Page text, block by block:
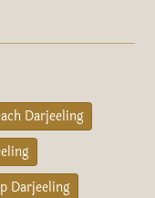
Darjeeling
Darjeeling